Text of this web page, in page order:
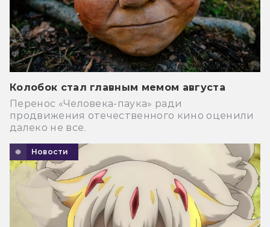
Колобок стал главным мемом августа
Перенос «Человека-паука» ради
продвижения отечественного кино оценили
далеко не все.
Новости